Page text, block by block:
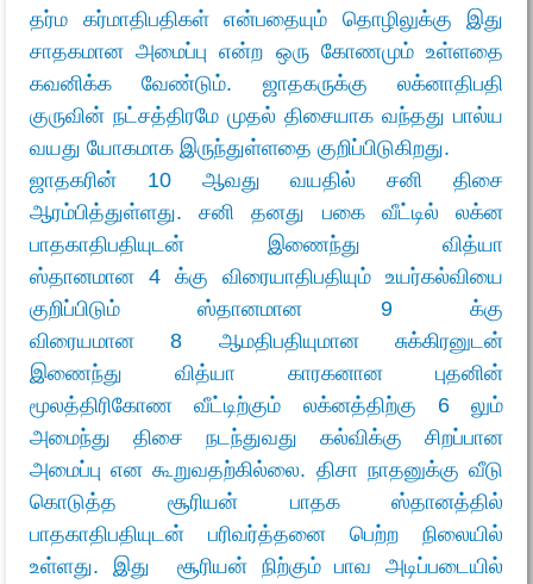
தர்ம கர்மாதிபதிகள் என்பதையும் தொழிலுக்கு இது
சாதகமான அமைப்பு என்ற ஒரு கோணமும் உள்ளதை
கவனிக்க வேண்டும். ஜாதகருக்கு லக்னாதிபதி
குருவின் நட்சத்திரமே முதல் திசையாக வந்தது பால்ய
வயது யோகமாக இருந்துள்ளதை குறிப்பிடுகிறது.
ஜாதகரின் 10 ஆவது வயதில் சனி திசை
ஆரம்பித்துள்ளது. சனி தனது பகை வீட்டில் லக்ன
பாதகாதிபதியுடன் இணைந்து வித்யா
ஸ்தானமான 4 க்கு விரையாதிபதியும் உயர்கல்வியை
குறிப்பிடும் ஸ்தானமான 9 க்கு
விரையமான 8 ஆமதிபதியுமான சுக்கிரனுடன்
இணைந்து வித்யா காரகனான புதனின்
மூலத்திரிகோண வீட்டிற்கும் லக்னத்திற்கு 6 லும்
அமைந்து திசை நடந்துவது கல்விக்கு சிறப்பான
அமைப்பு என கூறுவதற்கில்லை. திசா நாதனுக்கு வீடு
கொடுத்த சூரியன் பாதக ஸ்தானத்தில்
பாதகாதிபதியுடன் பரிவர்த்தனை பெற்ற நிலையில்
உள்ளது. இது சூரியன் நிற்கும் பாவ அடிப்படையில்